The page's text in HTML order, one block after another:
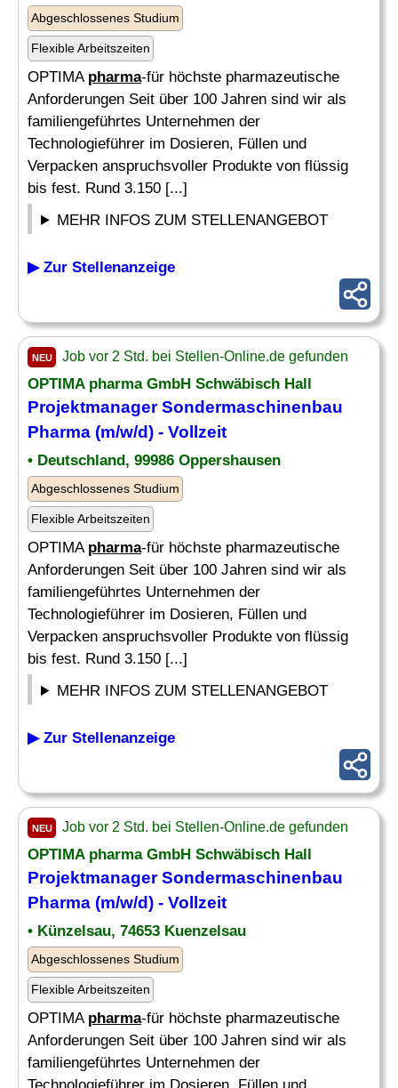
Abgeschlossenes Studium
Flexible Arbeitszeiten
OPTIMA pharma-für höchste pharmazeutische
Anforderungen Seit über 100 Jahren sind wir als
familiengeführtes Unternehmen der
Technologieführer im Dosieren, Füllen und
Verpacken anspruchsvoller Produkte von flüssig
bis fest. Rund 3.150 [...]
MEHR INFOS ZUM STELLENANGEBOT
▶ Zur Stellenanzeige
NEU Job vor 2 Std. bei Stellen-Online.de gefunden
OPTIMA pharmaGmbH Schwäbisch Hall
Projektmanager Sondermaschinenbau
Pharma (m/w/d) - Vollzeit
• Deutschland, 99986 Oppershausen
Abgeschlossenes Studium
Flexible Arbeitszeiten
OPTIMA pharma-für höchste pharmazeutische
Anforderungen Seit über 100 Jahren sind wir als
familiengeführtes Unternehmen der
Technologieführer im Dosieren, Füllen und
Verpacken anspruchsvoller Produkte von flüssig
bis fest. Rund 3.150 [...]
MEHR INFOS ZUM STELLENANGEBOT
▶ Zur Stellenanzeige
NEU Job vor 2 Std. bei Stellen-Online.de gefunden
OPTIMA pharmaGmbH Schwäbisch Hall
Projektmanager Sondermaschinenbau
Pharma (m/w/d) - Vollzeit
• Künzelsau, 74653 Kuenzelsau
Abgeschlossenes Studium
Flexible Arbeitszeiten
OPTIMA pharma-für höchste pharmazeutische
Anforderungen Seit über 100 Jahren sind wir als
familiengeführtes Unternehmen der